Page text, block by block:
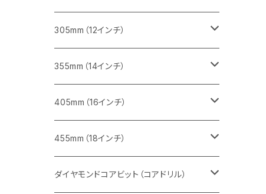
鋳鉄管切断用
ヒューム管・U字溝切断用
インターロッキング切断用
鋳鉄管切断用
ヒューム管・U字溝切断用
FRP切断用
塩ビ管・キッチンパネル切断用
インターロッキング切断用
鋳鉄管切断用
ヒューム管・U字溝切断用
レンガ切断用
インターロッキング切断用
鋳鉄管切断用
ヒューム管・U字溝切断用
ブロック切断用
レンガ切断用
インターロッキング切断用
鋳鉄管切断用
ヒューム管・U字溝切断用
コンクリート切断用
ブロック切断用
レンガ切断用
インターロッキング切断用
鋳鉄管切断用
コンクリート切断用
一般道路カッター用
ブロック切断用
レンガ切断用
インターロッキング切断用
一般道路カッター用
ヒューム管・U字溝切断用
305mm（12インチ）
みかげ石（御影石）切断用
セグメント
セグメント（特殊凹凸加工チップ
鉄筋コンクリート切断用
セグメントタイプ
コンクリート切断用
セグメント
ブロック切断用
355mm（14インチ）
みかげ石（御影石）切断用
セグメント
セグメント（特殊凸凹加工チップ
鉄筋コンクリート切断用
セグメントタイプ
コンクリート切断用
405mm（16インチ）
みかげ石（御影石）切断用
セグメントタイプ
コンクリート切断用
455mm（18インチ）
道路コンクリート切断用
ダイヤモンドコアビット（コアドリル）